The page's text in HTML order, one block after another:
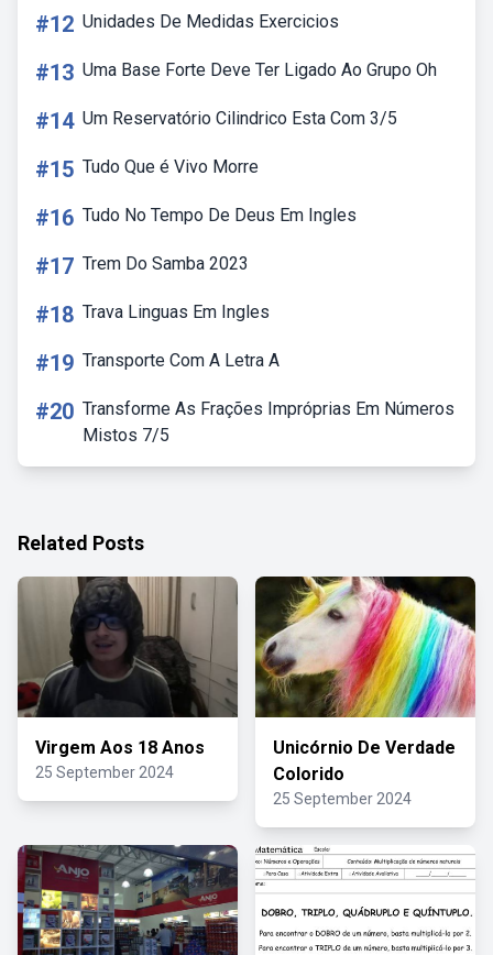
#12 Unidades De Medidas Exercicios
#13 Uma Base Forte Deve Ter Ligado Ao Grupo Oh
#14 Um Reservatório Cilindrico Esta Com 3/5
#15 Tudo Que é Vivo Morre
#16 Tudo No Tempo De Deus Em Ingles
#17 Trem Do Samba 2023
#18 Trava Linguas Em Ingles
#19 Transporte Com A Letra A
#20 Transforme As Frações Impróprias Em Números
Mistos 7/5
Related Posts
Virgem Aos 18 Anos
25 September 2024
Unicórnio De Verdade
Colorido
25 September 2024